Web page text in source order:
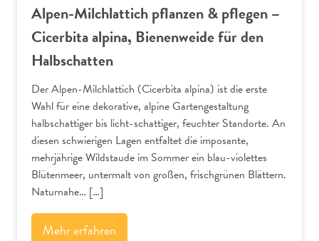
Alpen-Milchlattich pflanzen & pflegen –
Cicerbita alpina, Bienenweide für den
Halbschatten
Der Alpen-Milchlattich (Cicerbita alpina) ist die erste
Wahl für eine dekorative, alpine Gartengestaltung
halbschattiger bis licht-schattiger, feuchter Standorte. An
diesen schwierigen Lagen entfaltet die imposante,
mehrjährige Wildstaude im Sommer ein blau-violettes
Blütenmeer, untermalt von großen, frischgrünen Blättern.
Naturnahe… […]
Mehr erfahren